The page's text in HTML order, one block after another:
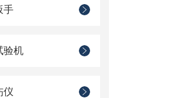
手
验机
仪